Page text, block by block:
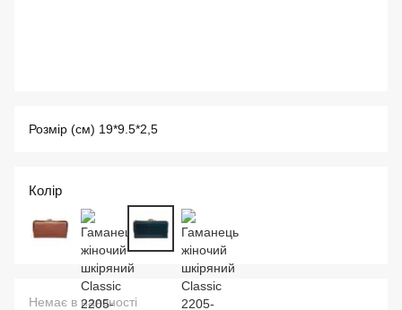
Розмір (см) 19*9.5*2,5
Колір
Немає в наявності